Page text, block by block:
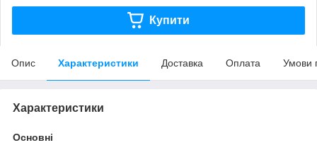
Купити
Опис Характеристики Доставка Оплата Умови
Характеристики
Основні